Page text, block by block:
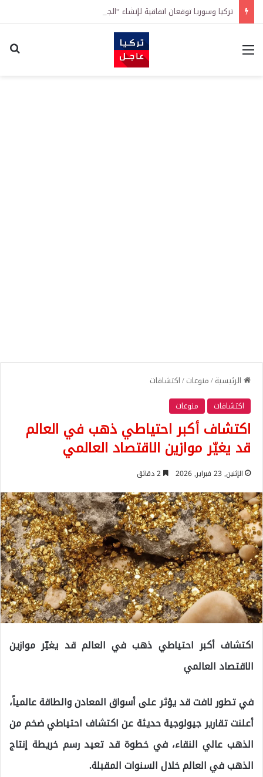
القائمة
الرئيسية/منوعات/اكتشافات
اكتشافات
منوعات
اكتشاف أكبر احتياطي ذهب في العالم
قد يغيّر موازين الاقتصاد العالمي
الإثنين, 23 فبراير, 2026
اكتشاف أكبر احتياطي ذهب في العالم قد يغيّر موازين
الاقتصاد العالمي
في تطور لافت قد يؤثر على أسواق المعادن والطاقة عالمياً،
أعلنت تقارير جيولوجية حديثة عن اكتشاف احتياطي ضخم من
الذهب عالي النقاء، في خطوة قد تعيد رسم خريطة إنتاج
الذهب في العالم خلال السنوات المقبلة.